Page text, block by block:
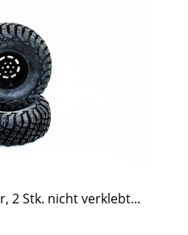
2 Stk. nicht verklebt...